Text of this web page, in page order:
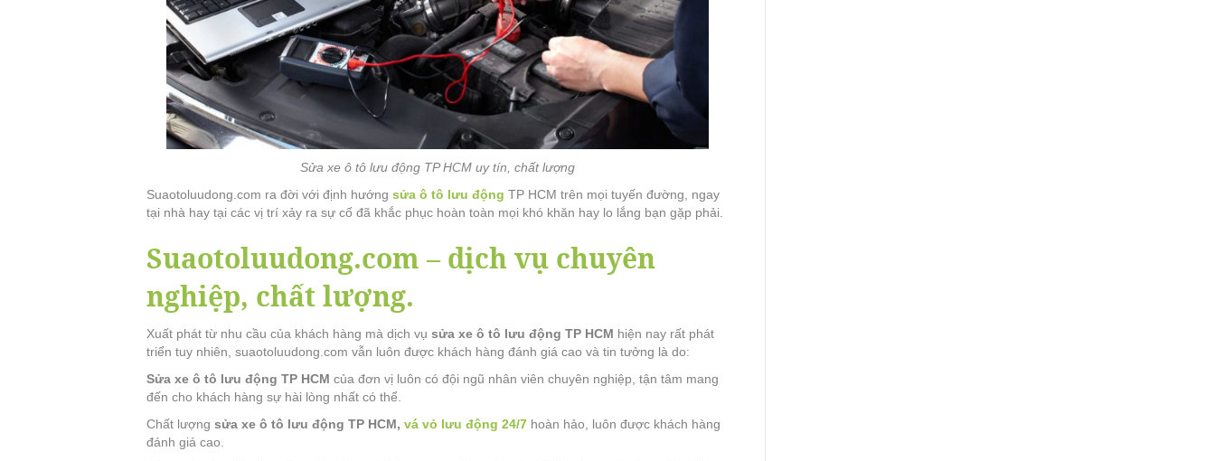
Sửa xe ô tô lưu động TP HCM uy tín, chất lượng
Suaotoluudong.com ra đời với định hướng sửa ô tô lưu động TP HCM trên mọi tuyến đường, ngay
tại nhà hay tại các vị trí xảy ra sự cố đã khắc phục hoàn toàn mọi khó khăn hay lo lắng bạn gặp phải.
Suaotoluudong.com – dịch vụ chuyên
nghiệp, chất lượng.
Xuất phát từ nhu cầu của khách hàng mà dịch vụ sửa xe ô tô lưu động TP HCM hiện nay rất phát
triển tuy nhiên, suaotoluudong.com vẫn luôn được khách hàng đánh giá cao và tin tưởng là do:
Sửa xe ô tô lưu động TP HCM của đơn vị luôn có đội ngũ nhân viên chuyên nghiệp, tận tâm mang
đến cho khách hàng sự hài lòng nhất có thể.
Chất lượng sửa xe ô tô lưu động TP HCM, vá vỏ lưu động 24/7 hoàn hảo, luôn được khách hàng
đánh giá cao.